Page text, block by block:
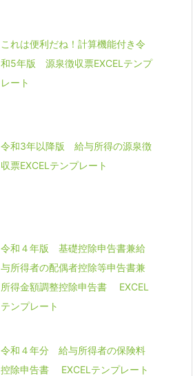
これは便利だね！計算機能付き令
和5年版 源泉徴収票EXCELテンプ
レート
令和3年以降版 給与所得の源泉徴
収票EXCELテンプレート
令和４年版 基礎控除申告書兼給
与所得者の配偶者控除等申告書兼
所得金額調整控除申告書 EXCEL
テンプレート
令和４年分 給与所得者の保険料
控除申告書 EXCELテンプレート